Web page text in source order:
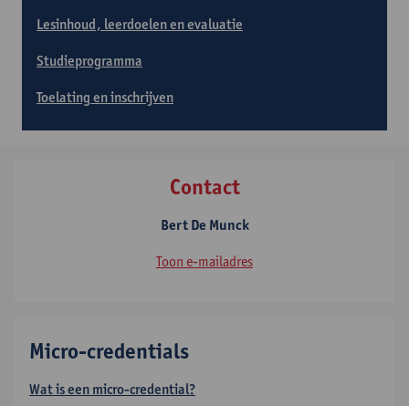
Lesinhoud, leerdoelen en evaluatie
Studieprogramma
Toelating en inschrijven
Contact
Bert De Munck
Toon e-mailadres
Micro-credentials
Wat is een micro-credential?